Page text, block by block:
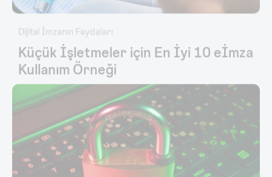
Dijital İmzanın Faydaları
Küçük İşletmeler için En İyi 10 eİmza
Kullanım Örneği